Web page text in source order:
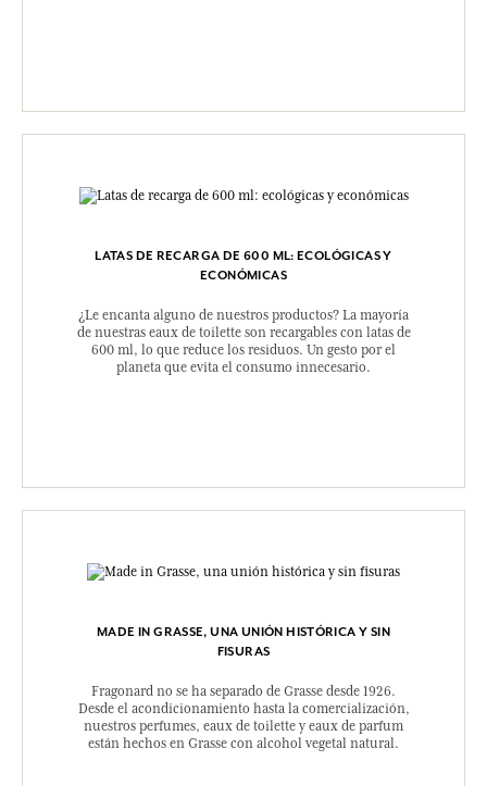
LATAS DE RECARGA DE 600 ML: ECOLÓGICAS Y
ECONÓMICAS
¿Le encanta alguno de nuestros productos? La mayoría
de nuestras eaux de toilette son recargables con latas de
600 ml, lo que reduce los residuos. Un gesto por el
planeta que evita el consumo innecesario.
MADE IN GRASSE, UNA UNIÓN HISTÓRICA Y SIN
FISURAS
Fragonard no se ha separado de Grasse desde 1926.
Desde el acondicionamiento hasta la comercialización,
nuestros perfumes, eaux de toilette y eaux de parfum
están hechos en Grasse con alcohol vegetal natural.